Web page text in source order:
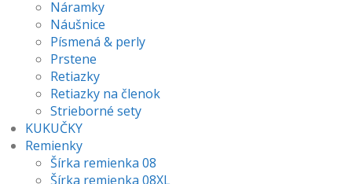
Náramky
Náušnice
Písmená & perly
Prstene
Retiazky
Retiazky na členok
Strieborné sety
KUKUČKY
Remienky
Šírka remienka 08
Šírka remienka 08XL